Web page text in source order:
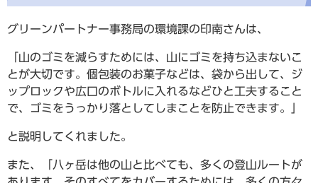
グリーンパートナー事務局の環境課の印南さんは、
「山のゴミを減らすためには、山にゴミを持ち込まないこ
とが大切です。個包装のお菓子などは、袋から出して、ジ
ップロックや広口のボトルに入れるなどひと工夫すること
で、ゴミをうっかり落としてしまことを防止できます。」
と説明してくれました。
また、「八ヶ岳は他の山と比べても、多くの登山ルートが